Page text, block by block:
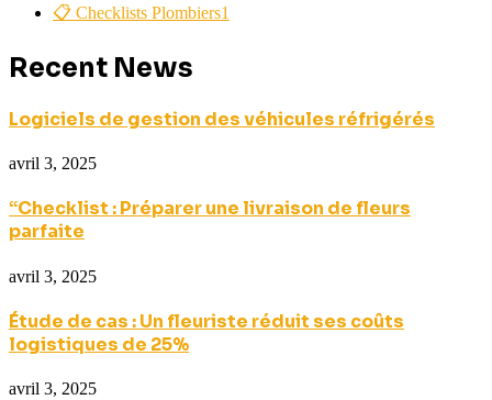
📋 Checklists Plombiers1
Recent News
Logiciels de gestion des véhicules réfrigérés
avril 3, 2025
“Checklist : Préparer une livraison de fleurs
parfaite
avril 3, 2025
Étude de cas : Un fleuriste réduit ses coûts
logistiques de 25%
avril 3, 2025